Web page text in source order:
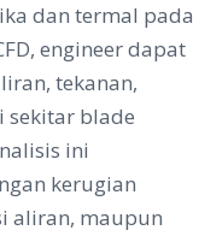
dan termal pada
engineer dapat
tekanan,
sekitar blade
ini
kerugian
aliran, maupun